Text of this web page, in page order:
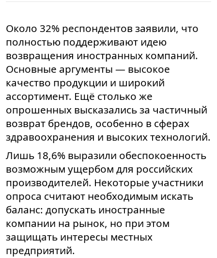
Около 32% респондентов заявили, что
полностью поддерживают идею
возвращения иностранных компаний.
Основные аргументы — высокое
качество продукции и широкий
ассортимент. Ещё столько же
опрошенных высказались за частичный
возврат брендов, особенно в сферах
здравоохранения и высоких технологий.
Лишь 18,6% выразили обеспокоенность
возможным ущербом для российских
производителей. Некоторые участники
опроса считают необходимым искать
баланс: допускать иностранные
компании на рынок, но при этом
защищать интересы местных
предприятий.